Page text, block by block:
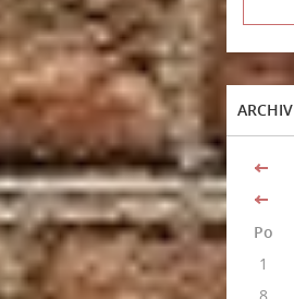
ARCHIV
<<
<<
Po
1